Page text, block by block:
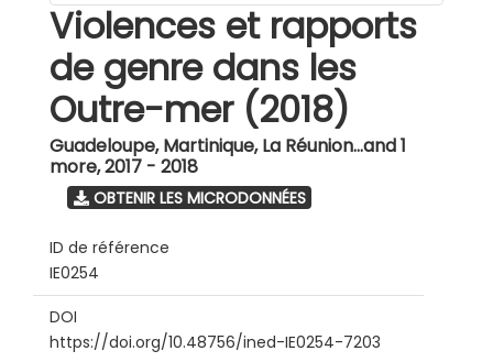
Violences et rapports
de genre dans les
Outre-mer (2018)
Guadeloupe, Martinique, La Réunion...and 1
more,2017 - 2018
OBTENIR LES MICRODONNÉES
ID de référence
IE0254
DOI
https://doi.org/10.48756/ined-IE0254-7203